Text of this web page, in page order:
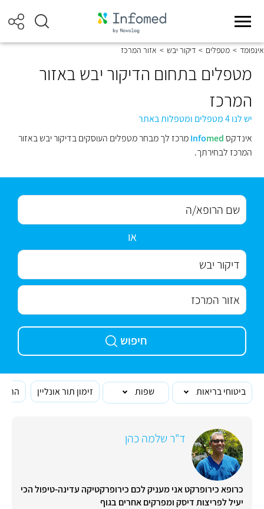
אינפומד > מטפלים > דיקור יבש > אזור המרכז
מטפלים בתחום הדיקור יבש באזור
המרכז
יש לנו 4 מטפלים ומטפלות באתר
אינדקס
Infomed
מרכז לך מבחר מטפלים העוסקים בדיקור יבש באזור
המרכז לבחירתך.
או
חיפוש
ביטוחי בריאות שפות זימון תור אונליין
ד"ר שלמה כהן
כרופא כירופרקט אני מעניק לכם כירופרקטיקה עדינה-טיפול הכי
יעיל לפריצות דיסק ומפרקים אחרים בגוף